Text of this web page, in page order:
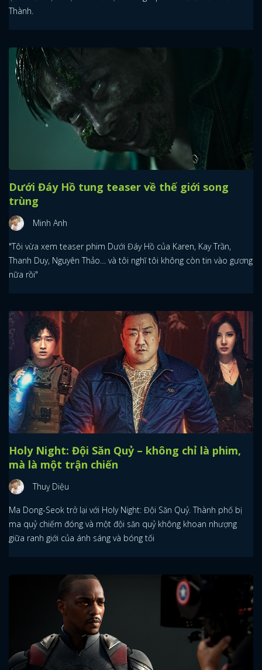
Thành.
Dưới Đáy Hồ tung teaser về thế giới song
trùng
Minh Anh
"Tôi vừa xem teaser phim Dưới Đáy Hồ của Karen, Kay Trần,
Thanh Duy, Nguyên Thảo… và tôi nghĩ tôi không còn tin vào gương
nữa rồi"
Holy Night: Đội Săn Quỷ – không chỉ là phim,
mà là một trận chiến
Thuỵ Diệu
Ma Dong-Seok trở lại với Holy Night: Đội Săn Quỷ. Thành phố bị
ma quỷ chiếm đóng và một đội săn quỷ không khoan nhượng
giữa ranh giới của ánh sáng và bóng tối